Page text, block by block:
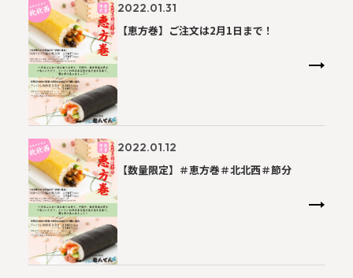
2022.01.31
【恵方巻】ご注文は2月1日まで！
2022.01.12
【数量限定】＃恵方巻＃北北西＃節分